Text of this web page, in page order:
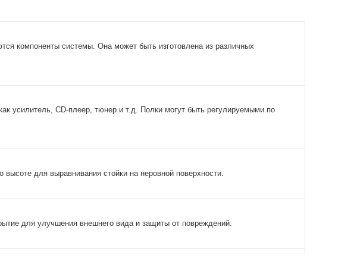
компоненты системы. Она может быть изготовлена из различных
усилитель, CD-плеер, тюнер и т.д. Полки могут быть регулируемыми по
для выравнивания стойки на неровной поверхности.
для улучшения внешнего вида и защиты от повреждений.